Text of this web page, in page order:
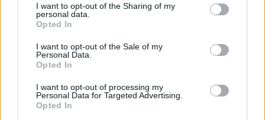
not limited to your visit or usage behaviour. You may click to
grant or deny consent to Google and its third-party tags to
use your data for below specified purposes in below Google
consent section.
I want to opt-out of the Sharing of my
personal data.
Opted In
I want to opt-out of the Sale of my
Personal Data.
Opted In
I want to opt-out of processing my
Personal Data for Targeted Advertising.
Opted In
Barcelonában, úgyhogy szeretné kiélvezni a hétvégét, ami eddig
mindig varázslatos volt számára.